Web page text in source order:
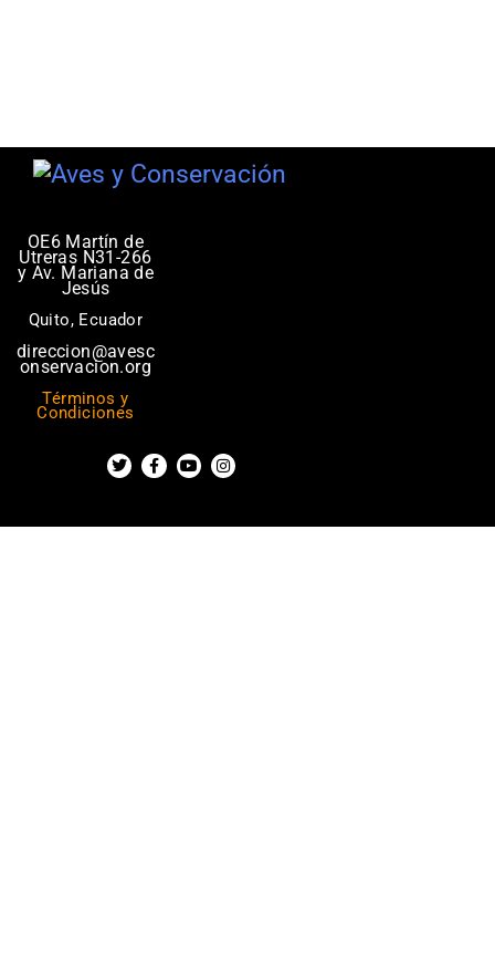
OE6 Martín de
Utreras N31-266
y Av. Mariana de
Jesús
Quito, Ecuador
direccion@avesc
onservacion.org
Términos y
Condiciones